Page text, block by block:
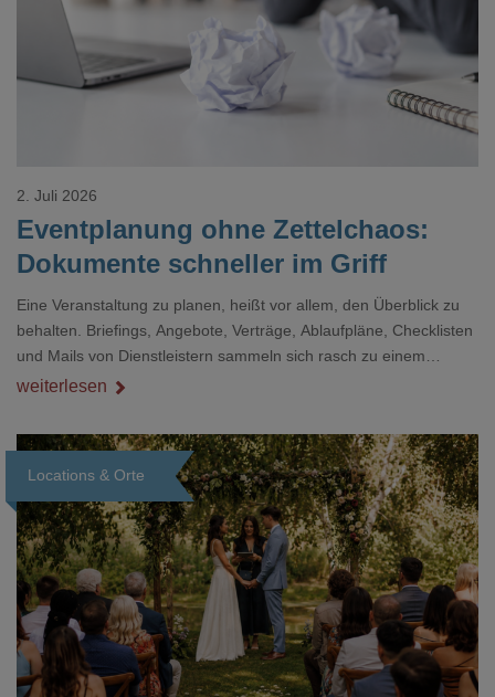
Eventplanung ohne Zettelchaos:
Dokumente schneller im Griff
2. Juli 2026
Eine Veranstaltung zu planen, heißt vor allem, den Überblick zu
behalten. Briefings, Angebote, Verträge, Ablaufpläne, Checklisten
und Mails von Dienstleistern sammeln sich rasch zu einem
unübersichtlichen Stapel. Wer schon einmal kurz vor einem Event
Dokument gesucht hat, kennt das mulmige Gefühl.
weiterlesen
Locations & Orte